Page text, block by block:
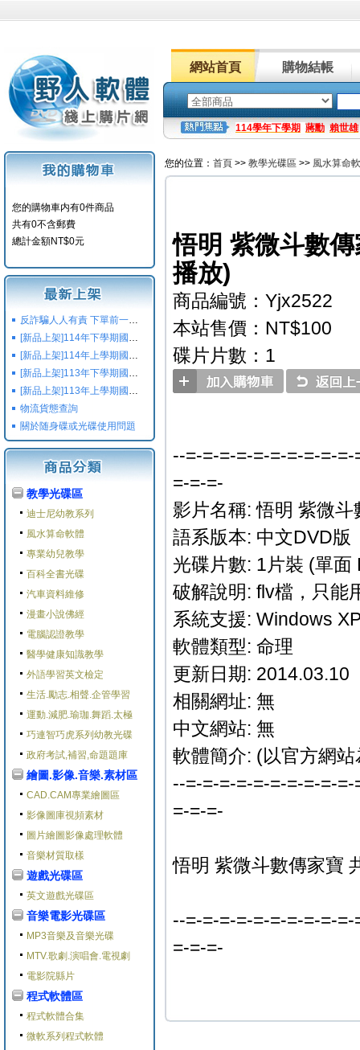
網站首頁 購物結帳
114學年下學期 蔣勳 賴世雄
您的購物車内有0件商品
共有0不含郵費
總計金額NT$0元
反詐騙人人有責 下單前一定要注意
[新品上架]114年下學期國小國中高中命題光碟,校用卷,習作
[新品上架]114年上學期國小國中高中命題光碟,校用卷,習作
[新品上架]113年下學期國小國中高中命題光碟,校用卷,習作
[新品上架]113年上學期國小國中高中命題光碟,校用卷,習作
物流貨態查詢
關於随身碟或光碟使用問題
教學光碟區
迪士尼幼教系列
風水算命軟體
專業幼兒教學
百科全書光碟
汽車資料維修
漫畫小說佛經
電腦認證教學
醫學健康知識教學
外語學習英文檢定
生活.勵志.相聲.企管學習
運動.減肥.瑜珈.舞蹈.太極
巧連智巧虎系列幼教光碟
政府考試,補習,命題題庫
繪圖.影像.音樂.素材區
CAD.CAM專業繪圖區
影像圖庫視頻素材
圖片繪圖影像處理軟體
音樂材質取樣
遊戲光碟區
英文遊戲光碟區
音樂電影光碟區
MP3音樂及音樂光碟
MTV.歌劇.演唱會.電視劇
電影院縣片
程式軟體區
程式軟體合集
微軟系列程式軟體
您的位置： 首頁 >> 教學光碟區 >> 風水算命
悟明 紫微斗數
播放)
商品編號：Yjx2522
本站售價：NT$100
碟片片數：1
--=-=-=-=-=-=-=-=-=-
=-=-=-
影片名稱: 悟明 紫微
語系版本: 中文DVD版
光碟片數: 1片裝 (單面
破解說明: flv檔，只能
系統支援: Windows
軟體類型: 命理
更新日期: 2014.03.10
相關網址: 無
中文網站: 無
軟體簡介: (以官方網站
--=-=-=-=-=-=-=-=-=-
=-=-=-
悟明 紫微斗數傳家寶
--=-=-=-=-=-=-=-=-=-
=-=-=-